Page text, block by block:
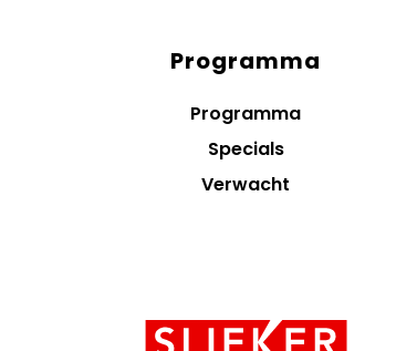
DienstenProgramma
Programma
Specials
Verwacht
informatie